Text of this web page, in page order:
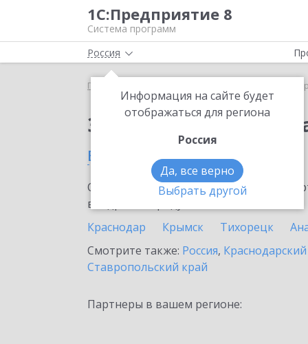
1С:Предприятие 8
Система программ
Россия
Информация на сайте будет
отображаться для региона
Россия
Да, все верно
Выбрать другой
Главная
Заказать
в Лабинске
Ознакомьтесь с информационными
внедрение продукта.
Краснодар
Крымск Тихорецк
Смотрите также: Россия,
Ставропольский край
Партнеры в вашем регионе: